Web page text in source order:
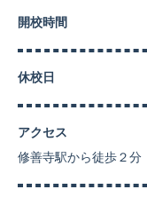
開校時間
休校日
アクセス
修善寺駅から徒歩２分